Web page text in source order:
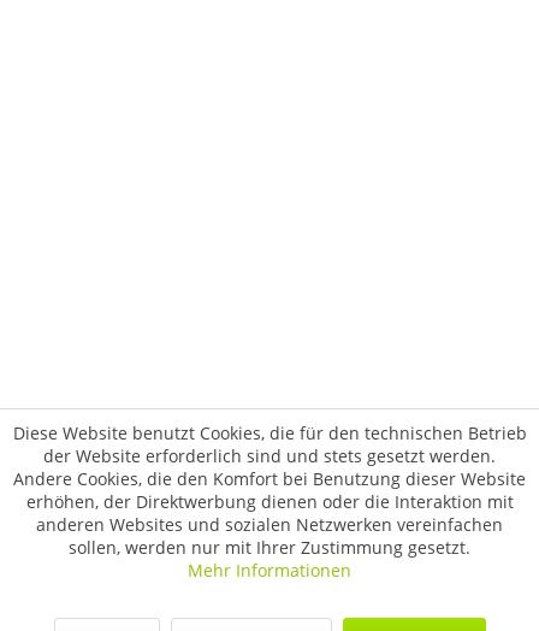
Diese Website benutzt Cookies, die für den technischen Betrieb
der Website erforderlich sind und stets gesetzt werden.
Andere Cookies, die den Komfort bei Benutzung dieser Website
erhöhen, der Direktwerbung dienen oder die Interaktion mit
anderen Websites und sozialen Netzwerken vereinfachen
sollen, werden nur mit Ihrer Zustimmung gesetzt.
Mehr Informationen